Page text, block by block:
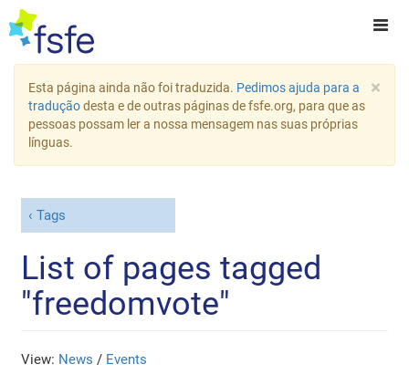
×
Esta página ainda não foi traduzida. Pedimos ajuda para a
traduçãodesta e de outras páginas de fsfe.org, para que as
pessoas possam ler a nossa mensagem nas suas próprias
línguas.
Tags
List of pages tagged
"freedomvote"
View: News / Events